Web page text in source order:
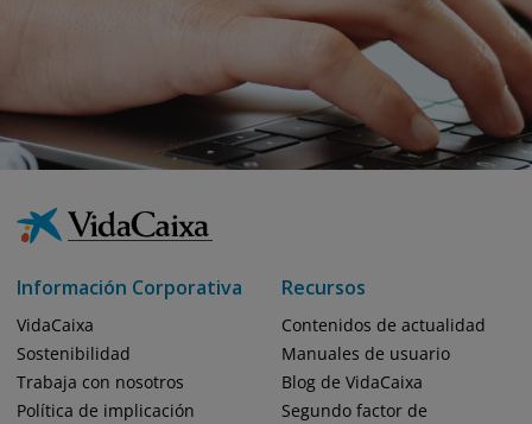
Información Corporativa
VidaCaixa
Sostenibilidad
Trabaja con nosotros
Política de implicación
Recursos
Contenidos de actualidad
Manuales de usuario
Blog de VidaCaixa
Segundo factor de